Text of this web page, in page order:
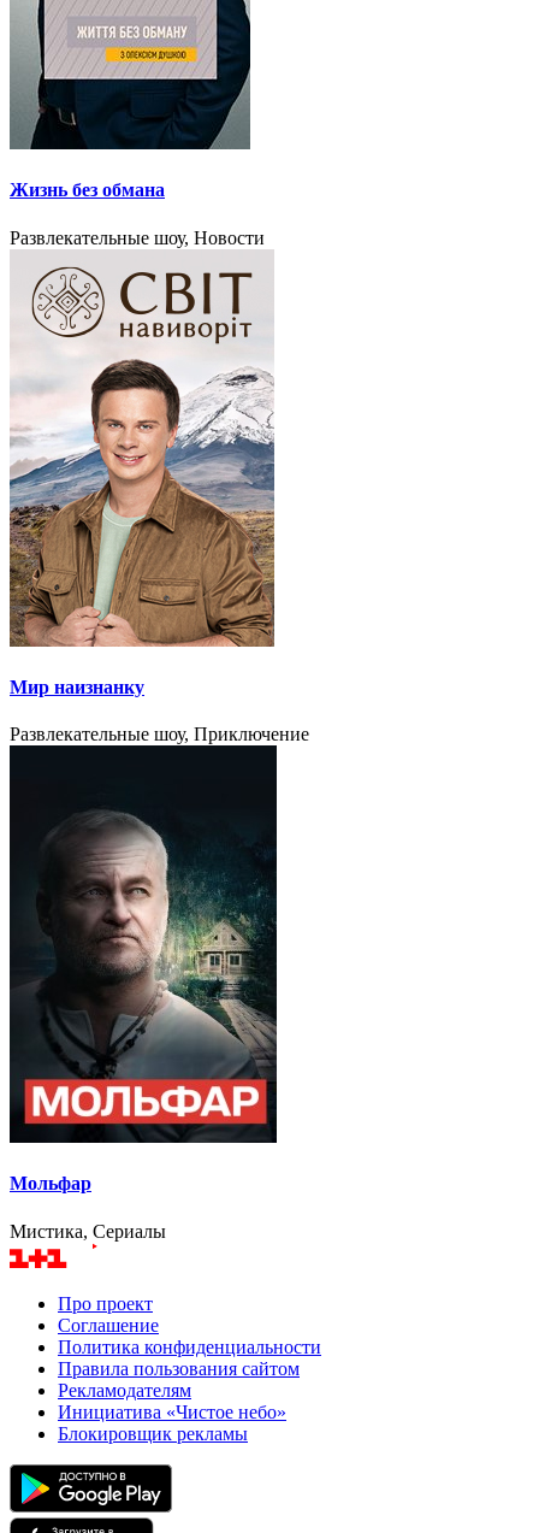
Жизнь без обмана
Развлекательные шоу, Новости
Мир наизнанку
Развлекательные шоу, Приключение
Мольфар
Мистика, Сериалы
Про проект
Соглашение
Политика конфиденциальности
Правила пользования сайтом
Рекламодателям
Инициатива «Чистое небо»
Блокировщик рекламы